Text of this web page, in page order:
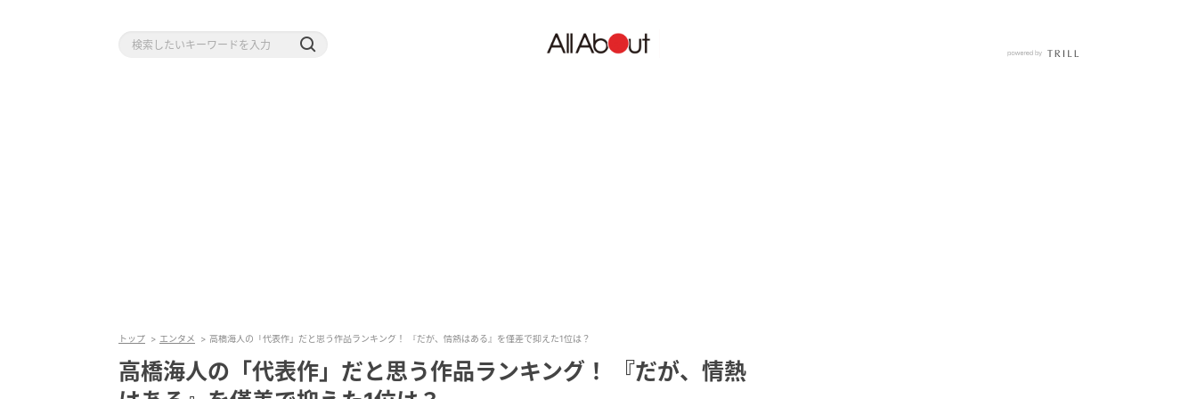
トップ エンタメ 高橋海人の「代表作」だと思う作品ランキング！ 『だが、情熱はある』を僅差で抑えた1位は？
高橋海人の「代表作」だと思う作品ランキング！ 『だが、情熱